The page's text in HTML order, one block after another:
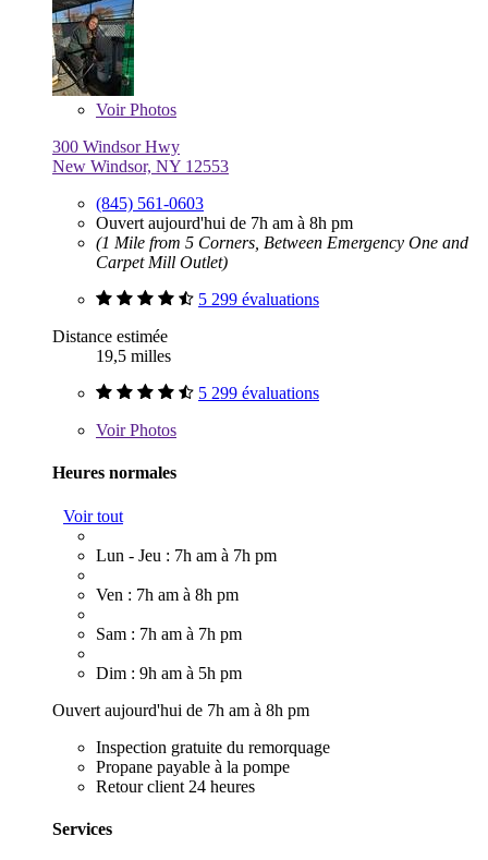
VoirPhotos
300 Windsor Hwy
New Windsor, NY 12553
(845) 561-0603
Ouvert aujourd'hui de 7h am à 8h pm
(1 Mile from 5 Corners, Between Emergency One and
Carpet Mill Outlet)
5 299 évaluations
Distance estimée
19,5 milles
5 299 évaluations
VoirPhotos
Heures normales
Voir tout
Lun - Jeu : 7h am à 7h pm
Ven : 7h am à 8h pm
Sam : 7h am à 7h pm
Dim : 9h am à 5h pm
Ouvert aujourd'hui de 7h am à 8h pm
Inspection gratuite du remorquage
Propane payable à la pompe
Retour client 24 heures
Services